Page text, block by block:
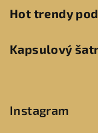
Hot trendy
Kapsulový
Instagram